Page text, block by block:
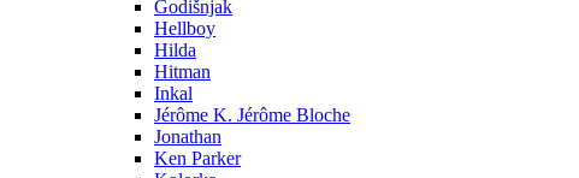
Godišnjak
Hellboy
Hilda
Hitman
Inkal
Jérôme K. Jérôme Bloche
Jonathan
Ken Parker